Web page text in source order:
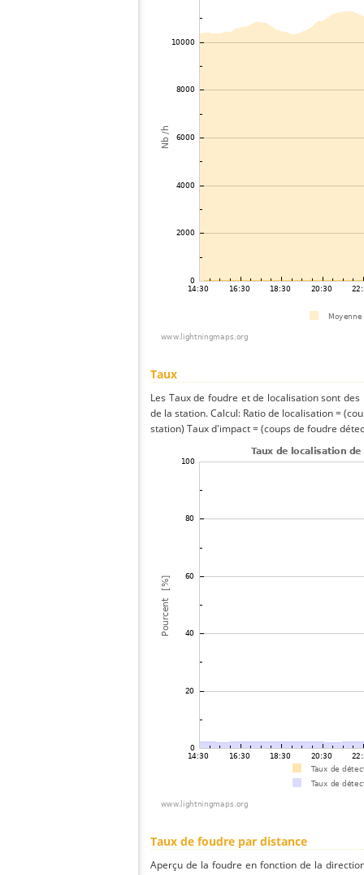
Taux
Les Taux de foudre et de localisation sont
de la station. Calcul: Ratio de localisation =
station) Taux d'impact = (coups de foudre
Taux de foudre par distance
Aperçu de la foudre en fonction de la